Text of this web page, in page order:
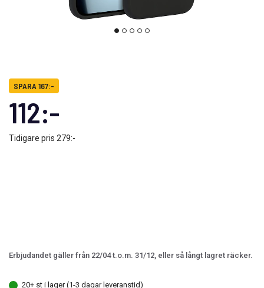
SPARA 167:-
112:-
Tidigare pris 279:-
Erbjudandet gäller från 22/04 t.o.m. 31/12, eller så långt lagret räcker.
20+ st i lager (1-3 dagar leveranstid)